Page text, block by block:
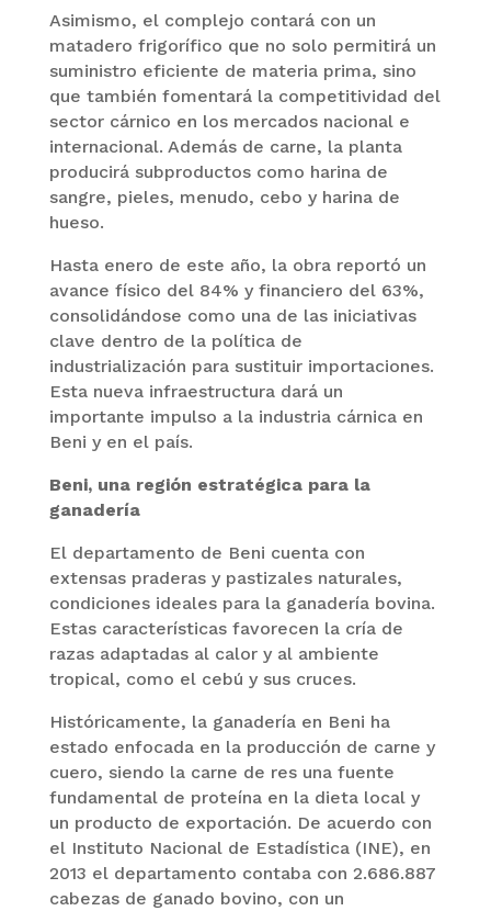
Asimismo, el complejo contará con un
matadero frigorífico que no solo permitirá un
suministro eficiente de materia prima, sino
que también fomentará la competitividad del
sector cárnico en los mercados nacional e
internacional. Además de carne, la planta
producirá subproductos como harina de
sangre, pieles, menudo, cebo y harina de
hueso.
Hasta enero de este año, la obra reportó un
avance físico del 84% y financiero del 63%,
consolidándose como una de las iniciativas
clave dentro de la política de
industrialización para sustituir importaciones.
Esta nueva infraestructura dará un
importante impulso a la industria cárnica en
Beni y en el país.
Beni, una región estratégica para la
ganadería
El departamento de Beni cuenta con
extensas praderas y pastizales naturales,
condiciones ideales para la ganadería bovina.
Estas características favorecen la cría de
razas adaptadas al calor y al ambiente
tropical, como el cebú y sus cruces.
Históricamente, la ganadería en Beni ha
estado enfocada en la producción de carne y
cuero, siendo la carne de res una fuente
fundamental de proteína en la dieta local y
un producto de exportación. De acuerdo con
el Instituto Nacional de Estadística (INE), en
2013 el departamento contaba con 2.686.887
cabezas de ganado bovino, con un